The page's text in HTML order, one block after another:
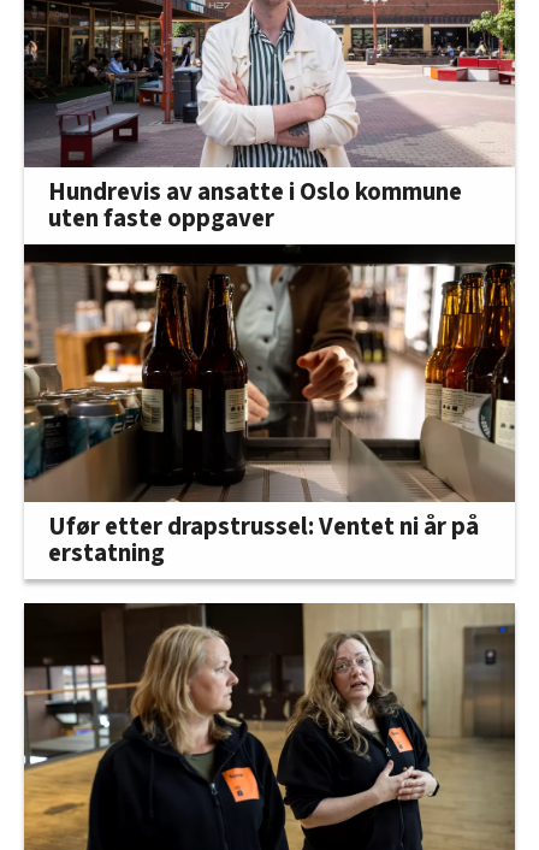
Hundrevis av ansatte i Oslo kommune
uten faste oppgaver
Ufør etter drapstrussel: Ventet ni år på
erstatning